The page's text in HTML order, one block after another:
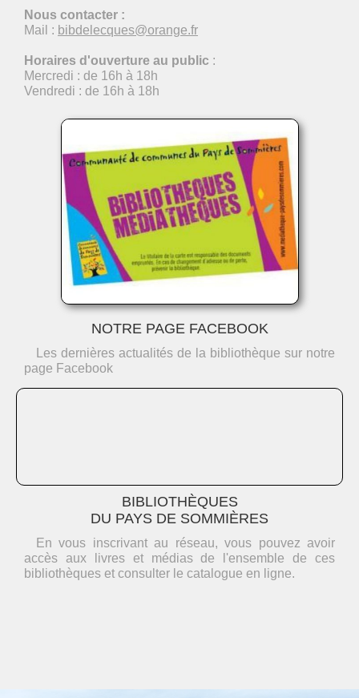
Nous contacter :
Mail : bibdelecques@orange.fr
Horaires d'ouverture au public :
Mercredi : de 16h à 18h
Vendredi : de 16h à 18h
NOTRE PAGE FACEBOOK
Les dernières actualités de la bibliothèque sur notre
page Facebook
BIBLIOTHÈQUES
DU PAYS DE SOMMIÈRES
En vous inscrivant au réseau, vous pouvez avoir
accès aux livres et médias de l'ensemble de ces
bibliothèques et consulter le catalogue en ligne.